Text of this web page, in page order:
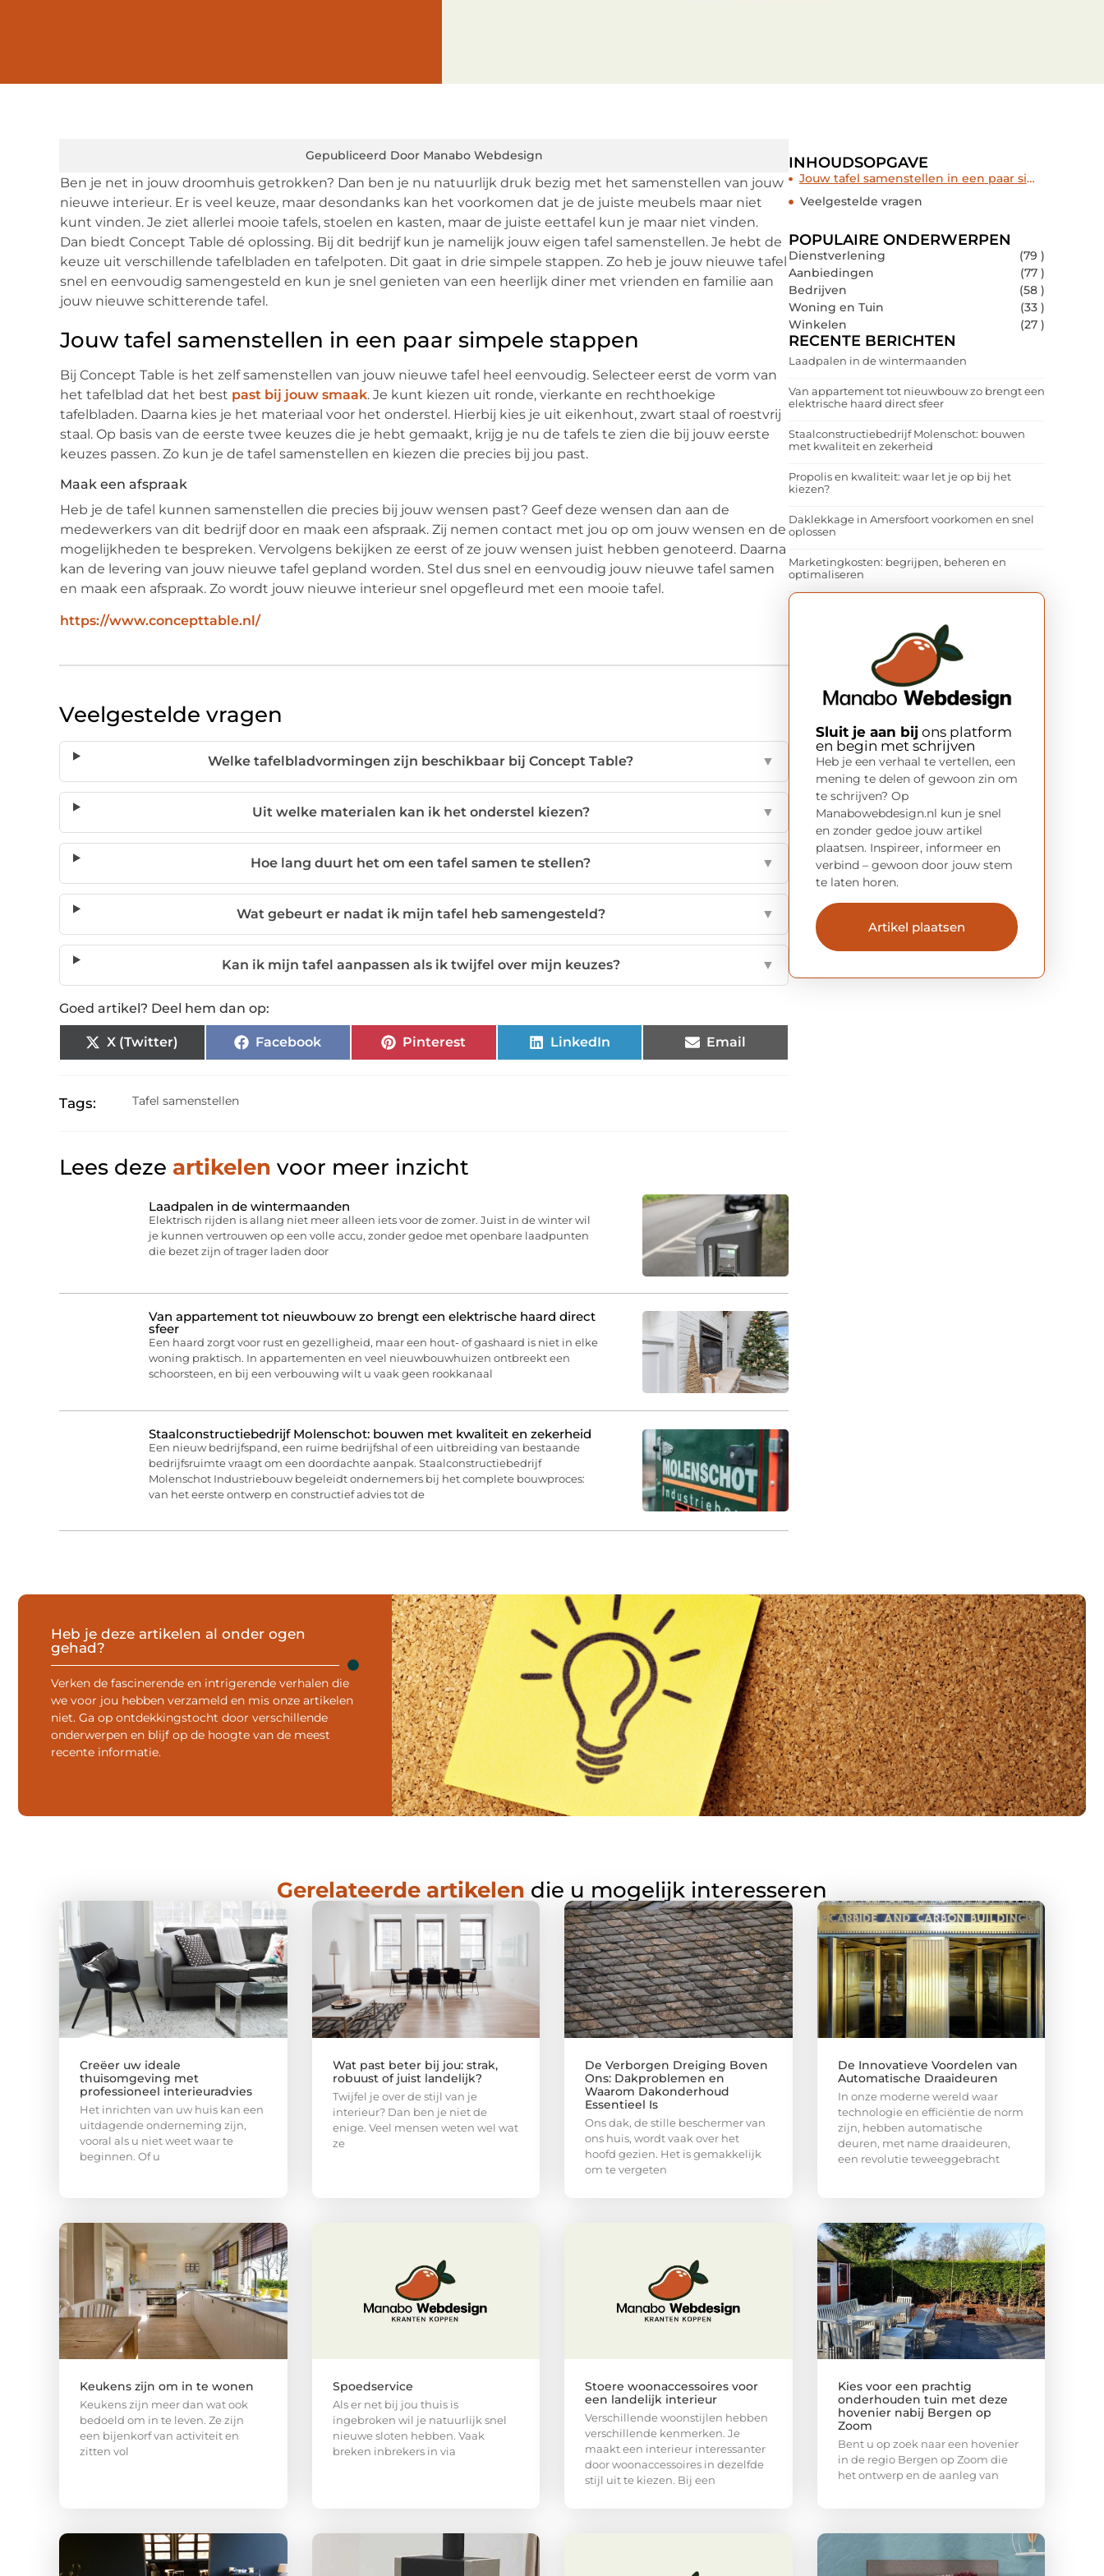
Gepubliceerd Door Manabo Webdesign
Ben je net in jouw droomhuis getrokken? Dan ben je nu natuurlijk druk bezig met het samenstellen van jouw
nieuwe interieur. Er is veel keuze, maar desondanks kan het voorkomen dat je de juiste meubels maar niet
kunt vinden. Je ziet allerlei mooie tafels, stoelen en kasten, maar de juiste eettafel kun je maar niet vinden.
Dan biedt Concept Table dé oplossing. Bij dit bedrijf kun je namelijk jouw eigen tafel samenstellen. Je hebt de
keuze uit verschillende tafelbladen en tafelpoten. Dit gaat in drie simpele stappen. Zo heb je jouw nieuwe tafel
snel en eenvoudig samengesteld en kun je snel genieten van een heerlijk diner met vrienden en familie aan
jouw nieuwe schitterende tafel.
Jouw tafel samenstellen in een paar simpele stappen
Bij Concept Table is het zelf samenstellen van jouw nieuwe tafel heel eenvoudig. Selecteer eerst de vorm van
het tafelblad dat het best past bij jouw smaak. Je kunt kiezen uit ronde, vierkante en rechthoekige
tafelbladen. Daarna kies je het materiaal voor het onderstel. Hierbij kies je uit eikenhout, zwart staal of roestvrij
staal. Op basis van de eerste twee keuzes die je hebt gemaakt, krijg je nu de tafels te zien die bij jouw eerste
keuzes passen. Zo kun je de tafel samenstellen en kiezen die precies bij jou past.
Maak een afspraak
Heb je de tafel kunnen samenstellen die precies bij jouw wensen past? Geef deze wensen dan aan de
medewerkers van dit bedrijf door en maak een afspraak. Zij nemen contact met jou op om jouw wensen en de
mogelijkheden te bespreken. Vervolgens bekijken ze eerst of ze jouw wensen juist hebben genoteerd. Daarna
kan de levering van jouw nieuwe tafel gepland worden. Stel dus snel en eenvoudig jouw nieuwe tafel samen
en maak een afspraak. Zo wordt jouw nieuwe interieur snel opgefleurd met een mooie tafel.
https://www.concepttable.nl/
Veelgestelde vragen
Welke tafelbladvormingen zijn beschikbaar bij Concept Table? ▼
Uit welke materialen kan ik het onderstel kiezen? ▼
Hoe lang duurt het om een tafel samen te stellen? ▼
Wat gebeurt er nadat ik mijn tafel heb samengesteld? ▼
Kan ik mijn tafel aanpassen als ik twijfel over mijn keuzes? ▼
Goed artikel? Deel hem dan op:
X (Twitter) Facebook Pinterest LinkedIn Email
Tags: Tafel samenstellen
Lees deze artikelen voor meer inzicht
Laadpalen in de wintermaanden
Elektrisch rijden is allang niet meer alleen iets voor de zomer. Juist in de winter wil
je kunnen vertrouwen op een volle accu, zonder gedoe met openbare laadpunten
die bezet zijn of trager laden door
Van appartement tot nieuwbouw zo brengt een elektrische haard direct
sfeer
Een haard zorgt voor rust en gezelligheid, maar een hout- of gashaard is niet in elke
woning praktisch. In appartementen en veel nieuwbouwhuizen ontbreekt een
schoorsteen, en bij een verbouwing wilt u vaak geen rookkanaal
Staalconstructiebedrijf Molenschot: bouwen met kwaliteit en zekerheid
Een nieuw bedrijfspand, een ruime bedrijfshal of een uitbreiding van bestaande
bedrijfsruimte vraagt om een doordachte aanpak. Staalconstructiebedrijf
Molenschot Industriebouw begeleidt ondernemers bij het complete bouwproces:
van het eerste ontwerp en constructief advies tot de
INHOUDSOPGAVE
Jouw tafel samenstellen in een paar simpele stappen
Veelgestelde vragen
POPULAIRE ONDERWERPEN
Dienstverlening
(79 )
Aanbiedingen
(77 )
Bedrijven
(58 )
Woning en Tuin
(33 )
Winkelen
(27 )
RECENTE BERICHTEN
Laadpalen in de wintermaanden
Van appartement tot nieuwbouw zo brengt een
elektrische haard direct sfeer
Staalconstructiebedrijf Molenschot: bouwen
met kwaliteit en zekerheid
Propolis en kwaliteit: waar let je op bij het
kiezen?
Daklekkage in Amersfoort voorkomen en snel
oplossen
Marketingkosten: begrijpen, beheren en
optimaliseren
Sluit je aan bij ons platform
en begin met schrijven
Heb je een verhaal te vertellen, een
mening te delen of gewoon zin om
te schrijven? Op
Manabowebdesign.nl kun je snel
en zonder gedoe jouw artikel
plaatsen. Inspireer, informeer en
verbind – gewoon door jouw stem
te laten horen.
Artikel plaatsen
Heb je deze artikelen al onder ogen
gehad?
Verken de fascinerende en intrigerende verhalen die
we voor jou hebben verzameld en mis onze artikelen
niet. Ga op ontdekkingstocht door verschillende
onderwerpen en blijf op de hoogte van de meest
recente informatie.
Gerelateerde artikelen die u mogelijk interesseren
Creëer uw ideale
thuisomgeving met
professioneel interieuradvies
Het inrichten van uw huis kan een
uitdagende onderneming zijn,
vooral als u niet weet waar te
beginnen. Of u
Wat past beter bij jou: strak,
robuust of juist landelijk?
Twijfel je over de stijl van je
interieur? Dan ben je niet de
enige. Veel mensen weten wel wat
ze
De Verborgen Dreiging Boven
Ons: Dakproblemen en
Waarom Dakonderhoud
Essentieel Is
Ons dak, de stille beschermer van
ons huis, wordt vaak over het
hoofd gezien. Het is gemakkelijk
om te vergeten
De Innovatieve Voordelen van
Automatische Draaideuren
In onze moderne wereld waar
technologie en efficiëntie de norm
zijn, hebben automatische
deuren, met name draaideuren,
een revolutie teweeggebracht
Keukens zijn om in te wonen
Keukens zijn meer dan wat ook
bedoeld om in te leven. Ze zijn
een bijenkorf van activiteit en
zitten vol
Spoedservice
Als er net bij jou thuis is
ingebroken wil je natuurlijk snel
nieuwe sloten hebben. Vaak
breken inbrekers in via
Stoere woonaccessoires voor
een landelijk interieur
Verschillende woonstijlen hebben
verschillende kenmerken. Je
maakt een interieur interessanter
door woonaccessoires in dezelfde
stijl uit te kiezen. Bij een
Kies voor een prachtig
onderhouden tuin met deze
hovenier nabij Bergen op
Zoom
Bent u op zoek naar een hovenier
in de regio Bergen op Zoom die
het ontwerp en de aanleg van